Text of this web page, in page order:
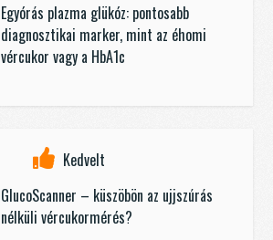
Egyórás plazma glükóz: pontosabb
diagnosztikai marker, mint az éhomi
vércukor vagy a HbA1c
Kedvelt
GlucoScanner – küszöbön az ujjszúrás
nélküli vércukormérés?